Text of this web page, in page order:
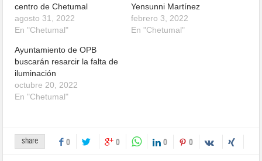
centro de Chetumal
agosto 31, 2022
En "Chetumal"
Yensunni Martínez
febrero 3, 2022
En "Chetumal"
Ayuntamiento de OPB
buscarán resarcir la falta de
iluminación
octubre 20, 2022
En "Chetumal"
share 0 0 0 0